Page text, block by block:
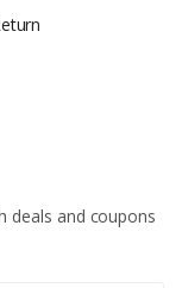
deals and coupons